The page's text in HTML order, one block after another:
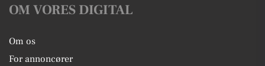
OM VORES DIGITAL
Om os
For annoncører